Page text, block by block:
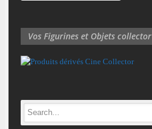
Vos Figurines et Objets collector